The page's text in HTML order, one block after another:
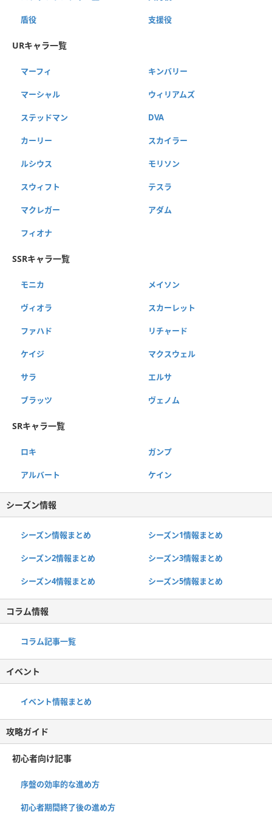
盾役 支援役
URキャラ一覧
マーフィ キンバリー
マーシャル ウィリアムズ
ステッドマン DVA
カーリー スカイラー
ルシウス モリソン
スウィフト テスラ
マクレガー アダム
フィオナ
SSRキャラ一覧
モニカ メイソン
ヴィオラ スカーレット
ファハド リチャード
ケイジ マクスウェル
サラ エルサ
ブラッツ ヴェノム
SRキャラ一覧
ロキ ガンプ
アルバート ケイン
シーズン情報
シーズン情報まとめ シーズン1情報まとめ
シーズン2情報まとめ シーズン3情報まとめ
シーズン4情報まとめ シーズン5情報まとめ
コラム情報
コラム記事一覧
イベント
イベント情報まとめ
攻略ガイド
初心者向け記事
序盤の効率的な進め方
初心者期間終了後の進め方